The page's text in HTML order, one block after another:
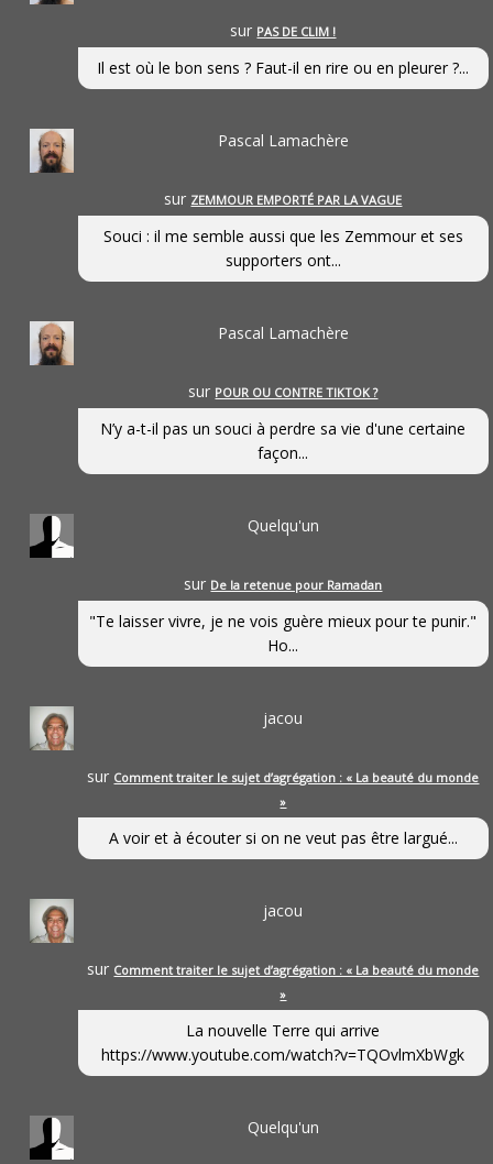
sur PAS DE CLIM !
Il est où le bon sens ? Faut-il en rire ou en pleurer ?...
Pascal Lamachère
sur ZEMMOUR EMPORTÉ PAR LA VAGUE
Souci : il me semble aussi que les Zemmour et ses
supporters ont...
Pascal Lamachère
sur POUR OU CONTRE TIKTOK ?
N’y a-t-il pas un souci à perdre sa vie d'une certaine
façon...
Quelqu'un
sur De la retenue pour Ramadan
"Te laisser vivre, je ne vois guère mieux pour te punir."
Ho...
jacou
sur Comment traiter le sujet d’agrégation : « La beauté du monde
»
A voir et à écouter si on ne veut pas être largué...
jacou
sur Comment traiter le sujet d’agrégation : « La beauté du monde
»
La nouvelle Terre qui arrive
https://www.youtube.com/watch?v=TQOvlmXbWgk
Quelqu'un